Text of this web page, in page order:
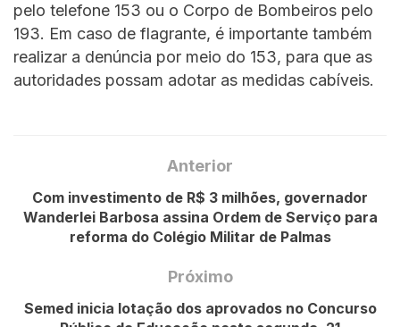
pelo telefone 153 ou o Corpo de Bombeiros pelo
193. Em caso de flagrante, é importante também
realizar a denúncia por meio do 153, para que as
autoridades possam adotar as medidas cabíveis.
Anterior
Com investimento de R$ 3 milhões, governador
Wanderlei Barbosa assina Ordem de Serviço para
reforma do Colégio Militar de Palmas
Próximo
Semed inicia lotação dos aprovados no Concurso